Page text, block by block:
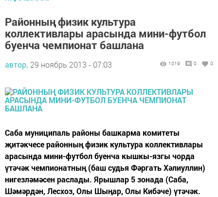
Районның физик культура
коллективлары арасында мини-футбол
буенча чемпионат башлана
автор, 29 ноябрь 2013 - 07:03 1019 0 0
Саба муниципаль районы башкарма комитеты
җитәкчесе районның физик культура коллективлары
арасында мини-футбол буенча кышкы-язгы чорда
үтәчәк чемпионатның (баш судья Фәргать Хәлиуллин)
нигезләмәсен раслады. Ярышлар 5 зонада (Саба,
Шәмәрдән, Лесхоз, Олы Шыңар, Олы Кибәче) үтәчәк.